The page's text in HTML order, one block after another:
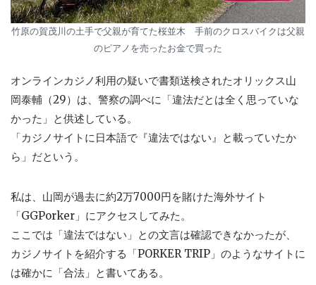
竹原の賀茂川の土手で父親が育てた桜並木 手前のクロスバイクは父親
のピアノを売ったお金で買った
オンラインカジノ利用の疑いで書類送検されたオリックス山
岡泰輔（29）は、警察の調べに「違法だとは全く思っていな
かった」と供述している。
「カジノサイトに日本語で『違法ではない』と載っていたか
ら」だという。
私は、山岡が過去に約2万7000円を賭けた海外サイト
「GGPorker」にアクセスしてみた。
ここでは「違法ではない」との文言は確認できなかったが、
カジノサイトを紹介する「PORKER TRIP」のようなサイトに
は確かに「合法」と書いてある。